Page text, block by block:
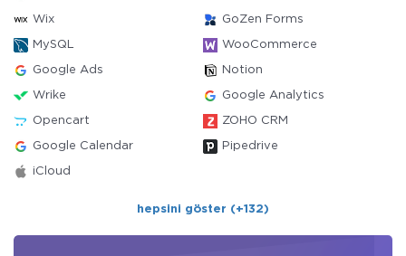
Wix GoZen Forms
MySQL WooCommerce
Google Ads Notion
Wrike Google Analytics
Opencart ZOHO CRM
Google Calendar Pipedrive
iCloud
hepsini göster (+132)